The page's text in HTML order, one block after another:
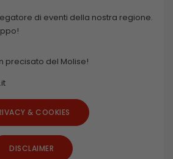
di eventi della nostra regione.
precisato del Molise!
& COOKIES
DISCLAIMER